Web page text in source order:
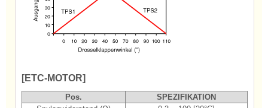
[ETC-MOTOR]
Pos.
SPEZIFIKATION